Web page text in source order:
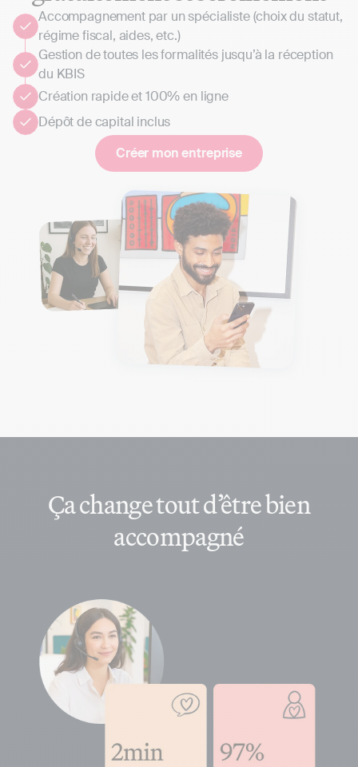
Accompagnement par un spécialiste (choix du statut,
régime fiscal, aides, etc.)
Gestion de toutes les formalités jusqu’à la réception
du KBIS
Création rapide et 100% en ligne
Dépôt de capital inclus
Créer mon entreprise
Ça change tout d’être bien
accompagné